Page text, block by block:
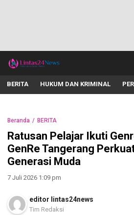
lintas24news.com
Menyingkap Setiap Realita
BERITA HUKUM DAN KRIMINAL
Beranda BERITA
Ratusan Pelajar Ikuti
GenRe Tangerang
Generasi Muda
7 Juli 2026 1:09 pm
editor lintas24news
Tim Redaksi